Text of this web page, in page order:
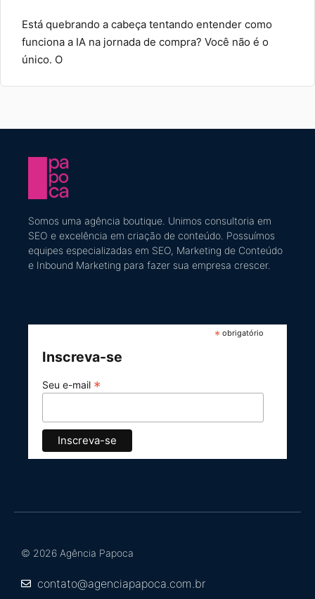
Está quebrando a cabeça tentando entender como
funciona a IA na jornada de compra? Você não é o
único. O
Somos uma agência boutique. Unimos consultoria em
SEO e excelência em criação de conteúdo ​. Possuímos
equipes especializadas em SEO, Marketing de Conteúdo
e Inbound Marketing para fazer sua empresa crescer.
* obrigatório
Inscreva-se
Seu e-mail *
© 2026 Agência Papoca
contato@agenciapapoca.com.br